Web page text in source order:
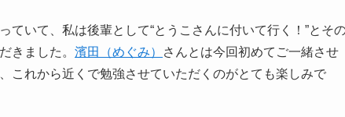
いて、私は後輩として“とうこさんに付いて行く！”とそ
きました。 濱田（めぐみ）
さんとは今回初めてご一緒させ
これから近くで勉強させていただくのがとても楽しみで